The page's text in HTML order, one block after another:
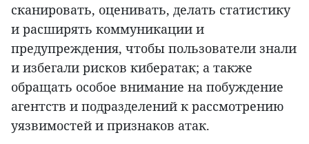
сканировать, оценивать, делать статистику
и расширять коммуникации и
предупреждения, чтобы пользователи знали
и избегали рисков кибератак; а также
обращать особое внимание на побуждение
агентств и подразделений к рассмотрению
уязвимостей и признаков атак.